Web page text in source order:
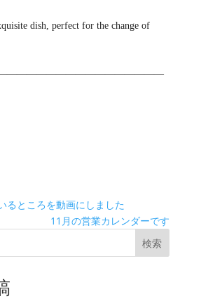
dish, perfect for the change of
るところを動画にしました
11月の営業カレンダーです
検索